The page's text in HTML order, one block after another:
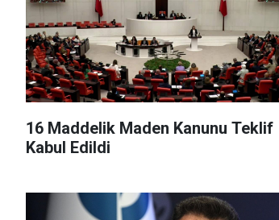
16 Maddelik Maden Kanunu Teklif
Kabul Edildi